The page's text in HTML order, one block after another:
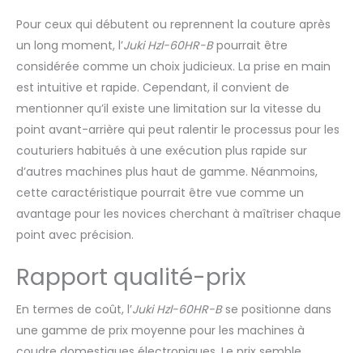
Pour ceux qui débutent ou reprennent la couture après
un long moment, l’Juki Hzl-60HR-Bpourrait être
considérée comme un choix judicieux. La prise en main
est intuitive et rapide. Cependant, il convient de
mentionner qu’il existe une limitation sur la vitesse du
point avant-arrière qui peut ralentir le processus pour les
couturiers habitués à une exécution plus rapide sur
d’autres machines plus haut de gamme. Néanmoins,
cette caractéristique pourrait être vue comme un
avantage pour les novices cherchant à maîtriser chaque
point avec précision.
Rapport qualité-prix
En termes de coût, l’Juki Hzl-60HR-Bse positionne dans
une gamme de prix moyenne pour les machines à